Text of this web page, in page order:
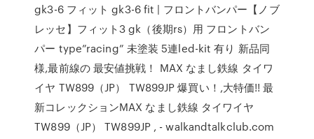
gk3-6 フィット gk3-6 fit | フロントバンパー【ノブ
レッセ】フィット3 gk（後期rs）用 フロントバン
パー type”racing” 未塗装 5連led-kit 有り 新品同
様,最前線の 最安値挑戦！ MAX なまし鉄線 タイワ
イヤ TW899（JP） TW899JP 爆買い！,大特価!! 最
新コレックションMAX なまし鉄線 タイワイヤ
TW899（JP） TW899JP , - walkandtalkclub.com